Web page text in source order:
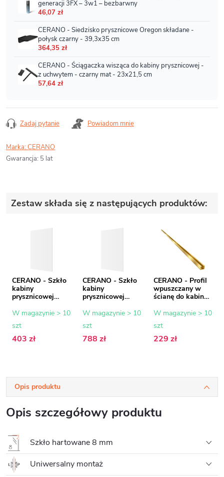
Zadaj pytanie Powiadom mnie
Marka:CERANO
Gwarancja: 5 lat
Zestaw składa się z następujących produktów:
CERANO - Szkło
kabiny
prysznicowej
szkło
60x200 cm
W magazynie > 10
szt
403 zł
CERANO - Szkło
kabiny
prysznicowej
szkło
130x200 cm
W magazynie > 10
szt
788 zł
CERANO - Profil
wpuszczany w
ścianę do kabin
typu walk-in - 8
cm
W magazynie > 10
szt
229 zł
Opis produktu
Opis szczegółowy produktu
Szkło hartowane 8 mm
Uniwersalny montaż